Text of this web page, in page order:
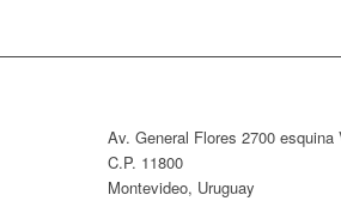
Av. General Flores 2700 esquina
C.P. 11800
Montevideo, Uruguay